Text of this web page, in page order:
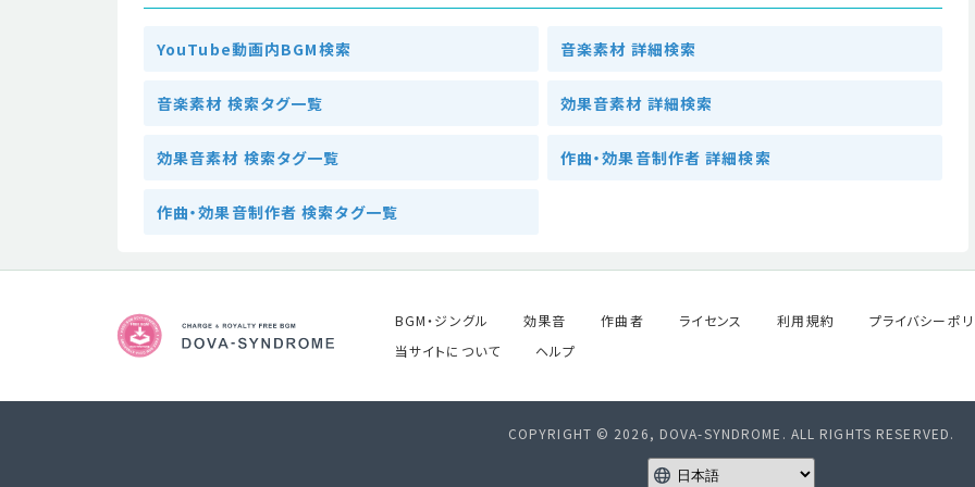
YouTube動画内BGM検索 音楽素材 詳細検索
音楽素材 検索タグ一覧 効果音素材 詳細検索
効果音素材 検索タグ一覧 作曲・効果音制作者 詳細検索
作曲・効果音制作者 検索タグ一覧
BGM・ジングル 効果音 作曲者 ライセンス 利用規約 プライバシーポ
当サイトについて
ヘルプ
COPYRIGHT © 2026, DOVA-SYNDROME. ALL RIGHTS RESERVED.